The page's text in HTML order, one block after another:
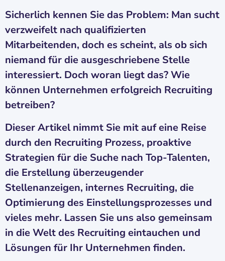
Sicherlich kennen Sie das Problem: Man sucht
verzweifelt nach qualifizierten
Mitarbeitenden, doch es scheint, als ob sich
niemand für die ausgeschriebene Stelle
interessiert. Doch woran liegt das? Wie
können Unternehmen erfolgreich Recruiting
betreiben?
Dieser Artikel nimmt Sie mit auf eine Reise
durch den Recruiting Prozess, proaktive
Strategien für die Suche nach Top-Talenten,
die Erstellung überzeugender
Stellenanzeigen, internes Recruiting, die
Optimierung des Einstellungsprozesses und
vieles mehr. Lassen Sie uns also gemeinsam
in die Welt des Recruiting eintauchen und
Lösungen für Ihr Unternehmen finden.